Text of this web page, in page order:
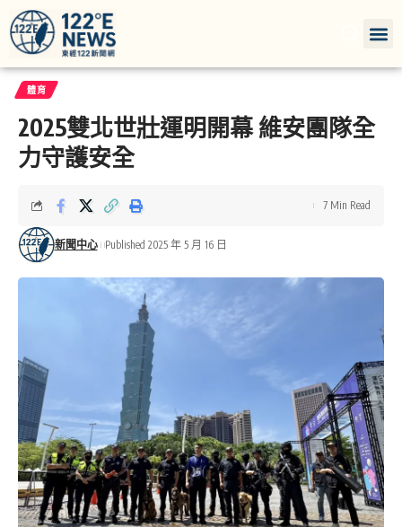
體育
2025雙北世壯運明開幕 維安團隊全
力守護安全
新聞中心 Published 2025 年 5 月 16 日
7 Min Read